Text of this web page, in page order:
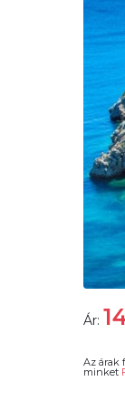
Ár:
Az árak
minket